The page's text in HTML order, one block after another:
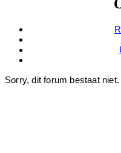
Sorry, dit forum bestaat niet.